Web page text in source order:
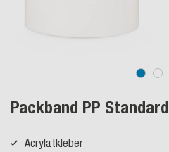
Packband PP Standard
Acrylatkleber